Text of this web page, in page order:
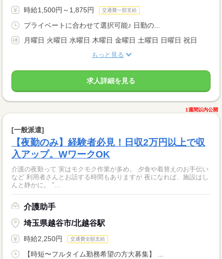
時給1,500円～1,875円 交通費一部支給
プライベートに合わせて選択可能♪ 日勤の...
月曜日 火曜日 水曜日 木曜日 金曜日 土曜日 日曜日 祝日
もっと見る
求人詳細を見る
1週間以内公開
[一般派遣]
【夜勤のみ】経験者必見！日収2万円以上で収
入アップ。WワークOK
介護の夜勤って 実はモクモク作業が多め。 夕食や着替えのお手伝い
など 利用者さんとお話する時間もありますが 夜になれば、施設はし
んと静かに。 "...
介護助手
埼玉県越谷市/北越谷駅
時給2,250円 交通費全額支給
【時短〜フルタイム勤務希望の方大募集】 ...